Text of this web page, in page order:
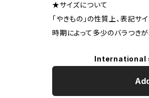
★サイズについて
「やきもの」の性質上、表記サ
時期によって多少のバラつきが
International